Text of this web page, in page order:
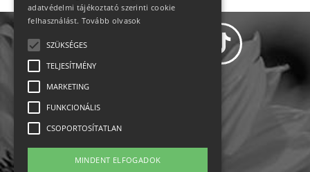
Állásajánlatok
Impresszum-kapcsolat
adatvédelmi tájékoztató szerinti cookie
felhasználást. Tovább olvasok
SZÜKSÉGES
TELJESÍTMÉNY
MARKETING
FUNKCIONÁLIS
CSOPORTOSÍTATLAN
MINDENT ELFOGADOK